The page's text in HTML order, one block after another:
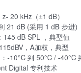
20 kHz（±1 dB）
21 dB (采用 1 dB 步进)
145 dB SPL ，典型值
，A加权，典型
-10°C 到 50°C / -40°C
Digital 专利技术